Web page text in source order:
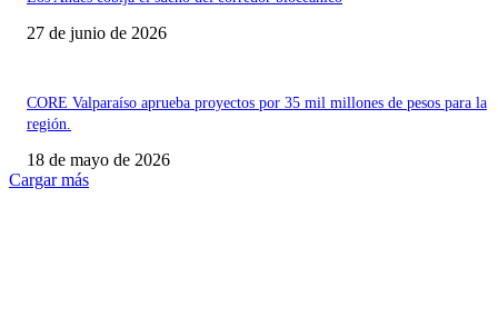
27 de junio de 2026
CORE Valparaíso aprueba proyectos por 35 mil millones de pesos para la
región.
18 de mayo de 2026
Cargar más